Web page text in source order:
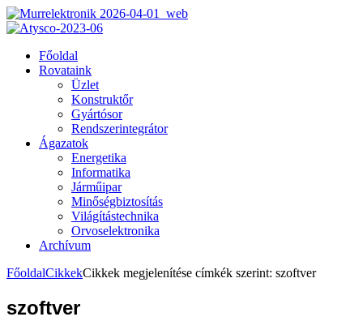
Főoldal
Rovataink
Üzlet
Konstruktőr
Gyártósor
Rendszerintegrátor
Ágazatok
Energetika
Informatika
Járműipar
Minőségbiztosítás
Világítástechnika
Orvoselektronika
Archívum
FőoldalCikkekCikkek megjelenítése címkék szerint: szoftver
szoftver